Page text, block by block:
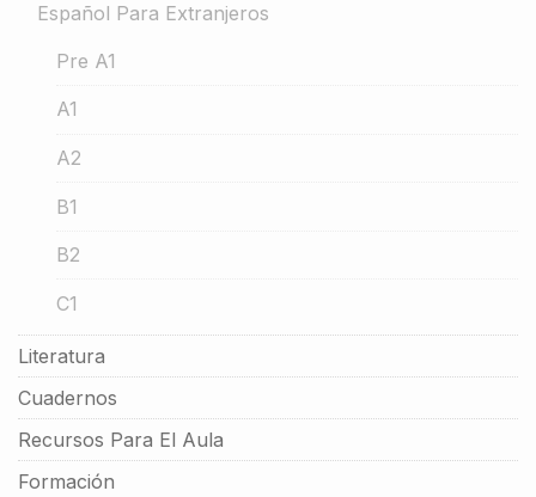
Español Para Extranjeros
Pre A1
A1
A2
B1
B2
C1
Literatura
Cuadernos
Recursos Para El Aula
Formación